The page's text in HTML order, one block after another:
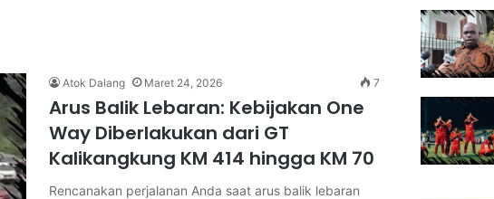
Atok Dalang Maret 24, 2026 7
Arus Balik Lebaran: Kebijakan One
Way Diberlakukan dari GT
Kalikangkung KM 414 hingga KM 70
Rencanakan perjalanan Anda saat arus balik lebaran